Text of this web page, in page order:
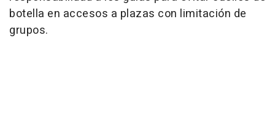
botella en accesos a plazas con limitación de
grupos.